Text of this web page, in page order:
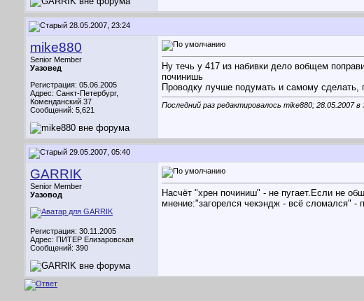
28.05.2007, 23:24
mike880
Senior Member
Уазовед
Регистрация: 05.06.2005
Адрес: Санкт-Петербург,
Коменданский 37
Сообщений: 5,621
Ну течь у 417 из набивки дело вобщем
починишь
Проводку лучше подумать и самому сделать,
Последний раз редактировалось mike880; 28.05.2007 в
29.05.2007, 05:40
GARRIK
Senior Member
Уазовод
Регистрация: 30.11.2005
Адрес: ПИТЕР Елизаровская
Сообщений: 390
Насчёт "хрен починиш" - не пугает.Если не
мнение:"загорелся чекэндж - всё сломался" -